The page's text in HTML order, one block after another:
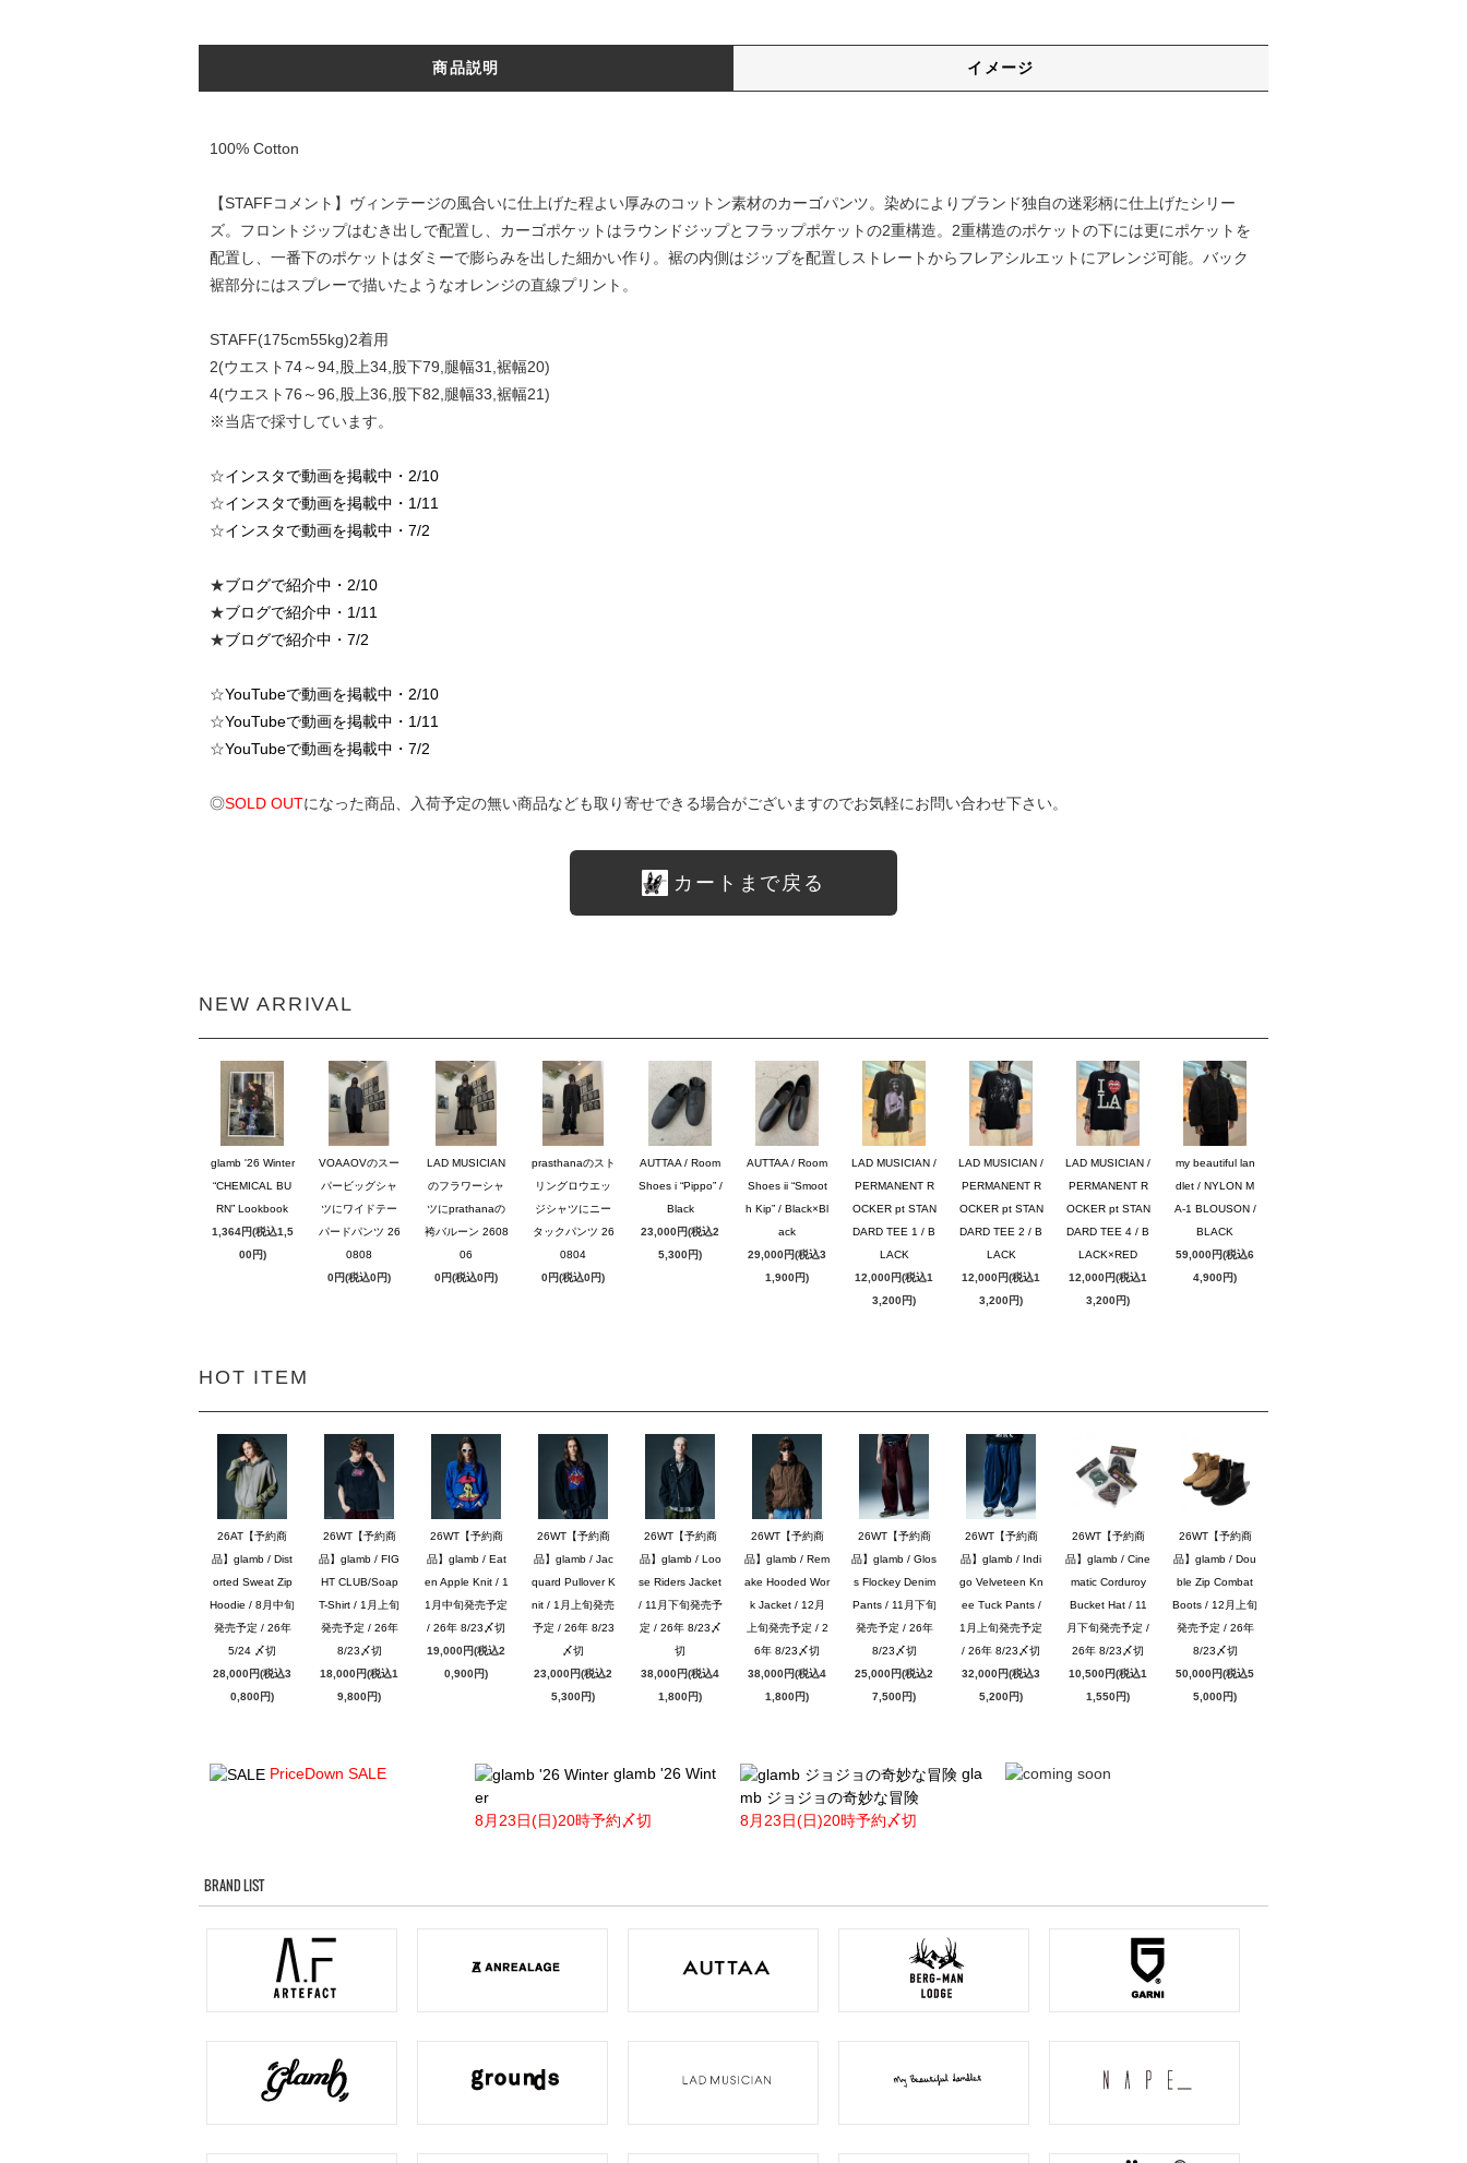
商品説明 イメージ
100% Cotton
【STAFFコメント】ヴィンテージの風合いに仕上げた程よい厚みのコットン素材のカーゴパンツ。染めによりブランド独自の迷彩柄に仕上げたシリー
ズ。フロントジップはむき出しで配置し、カーゴポケットはラウンドジップとフラップポケットの2重構造。2重構造のポケットの下には更にポケットを
配置し、一番下のポケットはダミーで膨らみを出した細かい作り。裾の内側はジップを配置しストレートからフレアシルエットにアレンジ可能。バック
裾部分にはスプレーで描いたようなオレンジの直線プリント。
STAFF(175cm55kg)2着用
2(ウエスト74～94,股上34,股下79,腿幅31,裾幅20)
4(ウエスト76～96,股上36,股下82,腿幅33,裾幅21)
※当店で採寸しています。
☆インスタで動画を掲載中・2/10
☆インスタで動画を掲載中・1/11
☆インスタで動画を掲載中・7/2
★ブログで紹介中・2/10
★ブログで紹介中・1/11
★ブログで紹介中・7/2
☆YouTubeで動画を掲載中・2/10
☆YouTubeで動画を掲載中・1/11
☆YouTubeで動画を掲載中・7/2
◎SOLD OUTになった商品、入荷予定の無い商品なども取り寄せできる場合がございますのでお気軽にお問い合わせ下さい。
カートまで戻る
NEW ARRIVAL
glamb '26 Winter
“CHEMICAL BU
RN” Lookbook
1,364円(税込1,5
00円)
VOAAOVのスー
パービッグシャ
ツにワイドテー
パードパンツ 26
0808
0円(税込0円)
LAD MUSICIAN
のフラワーシャ
ツにprathanaの
袴バルーン 2608
06
0円(税込0円)
prasthanaのスト
リングロウエッ
ジシャツにニー
タックパンツ 26
0804
0円(税込0円)
AUTTAA / Room
Shoes i “Pippo” /
Black
23,000円(税込2
5,300円)
AUTTAA / Room
Shoes ii “Smoot
h Kip” / Black×Bl
ack
29,000円(税込3
1,900円)
LAD MUSICIAN /
PERMANENT R
OCKER pt STAN
DARD TEE 1 / B
LACK
12,000円(税込1
3,200円)
LAD MUSICIAN /
PERMANENT R
OCKER pt STAN
DARD TEE 2 / B
LACK
12,000円(税込1
3,200円)
LAD MUSICIAN /
PERMANENT R
OCKER pt STAN
DARD TEE 4 / B
LACK×RED
12,000円(税込1
3,200円)
my beautiful lan
dlet / NYLON M
A-1 BLOUSON /
BLACK
59,000円(税込6
4,900円)
HOT ITEM
26AT【予約商
品】glamb / Dist
orted Sweat Zip
Hoodie / 8月中旬
発売予定 / 26年
5/24 〆切
28,000円(税込3
0,800円)
26WT【予約商
品】glamb / FIG
HT CLUB/Soap
T-Shirt / 1月上旬
発売予定 / 26年
8/23〆切
18,000円(税込1
9,800円)
26WT【予約商
品】glamb / Eat
en Apple Knit / 1
1月中旬発売予定
/ 26年 8/23〆切
19,000円(税込2
0,900円)
26WT【予約商
品】glamb / Jac
quard Pullover K
nit / 1月上旬発売
予定 / 26年 8/23
〆切
23,000円(税込2
5,300円)
26WT【予約商
品】glamb / Loo
se Riders Jacket
/ 11月下旬発売予
定 / 26年 8/23〆
切
38,000円(税込4
1,800円)
26WT【予約商
品】glamb / Rem
ake Hooded Wor
k Jacket / 12月
上旬発売予定 / 2
6年 8/23〆切
38,000円(税込4
1,800円)
26WT【予約商
品】glamb / Glos
s Flockey Denim
Pants / 11月下旬
発売予定 / 26年
8/23〆切
25,000円(税込2
7,500円)
26WT【予約商
品】glamb / Indi
go Velveteen Kn
ee Tuck Pants /
1月上旬発売予定
/ 26年 8/23〆切
32,000円(税込3
5,200円)
26WT【予約商
品】glamb / Cine
matic Corduroy
Bucket Hat / 11
月下旬発売予定 /
26年 8/23〆切
10,500円(税込1
1,550円)
26WT【予約商
品】glamb / Dou
ble Zip Combat
Boots / 12月上旬
発売予定 / 26年
8/23〆切
50,000円(税込5
5,000円)
PriceDown SALE
glamb '26 Wint
er
8月23日(日)20時予約〆切
gla
mb ジョジョの奇妙な冒険
8月23日(日)20時予約〆切
BRAND LIST